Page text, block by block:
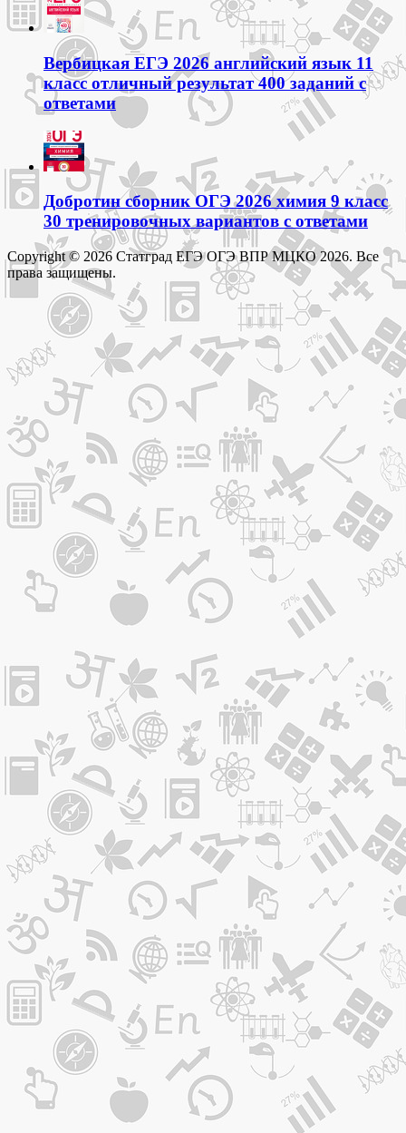
Вербицкая ЕГЭ 2026 английский язык 11
класс отличный результат 400 заданий с
ответами
Добротин сборник ОГЭ 2026 химия 9 класс
30 тренировочных вариантов с ответами
Copyright © 2026 Статград ЕГЭ ОГЭ ВПР МЦКО 2026. Все
права защищены.